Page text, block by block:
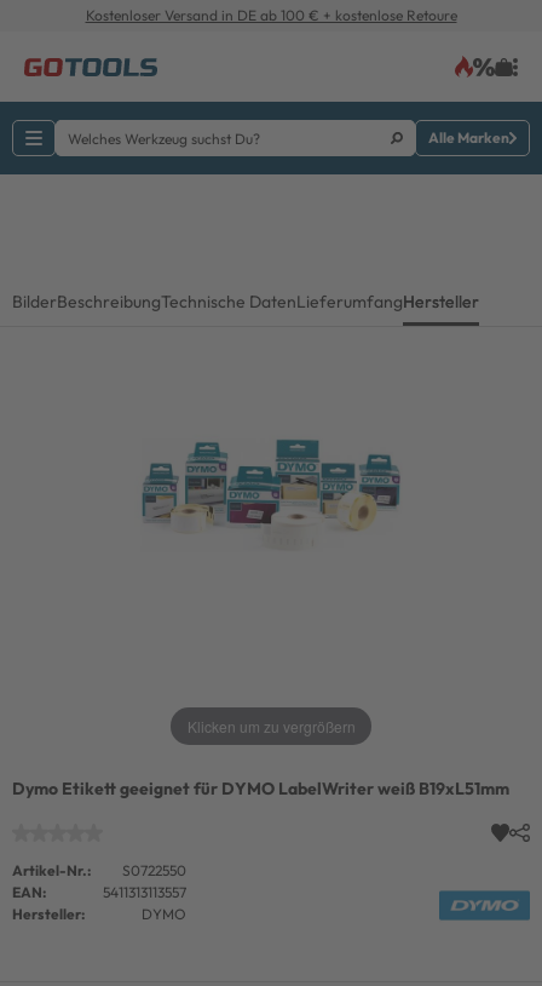
Kostenloser Versand in DE ab 100 € + kostenlose Retoure
Alle Marken
BilderBeschreibungTechnische DatenLieferumfangHersteller
Klicken um zu vergrößern
Dymo Etikett geeignet für DYMO LabelWriter weiß B19xL51mm
Artikel-Nr.:
S0722550
EAN:
5411313113557
Hersteller:
DYMO